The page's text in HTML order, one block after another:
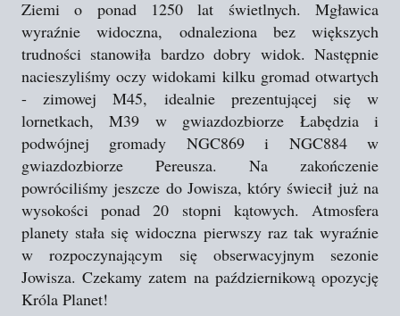
Ziemi o ponad 1250 lat świetlnych. Mgławica
wyraźnie widoczna, odnaleziona bez większych
trudności stanowiła bardzo dobry widok. Następnie
nacieszyliśmy oczy widokami kilku gromad otwartych
- zimowej M45, idealnie prezentującej się w
lornetkach, M39 w gwiazdozbiorze Łabędzia i
podwójnej gromady NGC869 i NGC884 w
gwiazdozbiorze Pereusza. Na zakończenie
powróciliśmy jeszcze do Jowisza, który świecił już na
wysokości ponad 20 stopni kątowych. Atmosfera
planety stała się widoczna pierwszy raz tak wyraźnie
w rozpoczynającym się obserwacyjnym sezonie
Jowisza. Czekamy zatem na październikową opozycję
Króla Planet!